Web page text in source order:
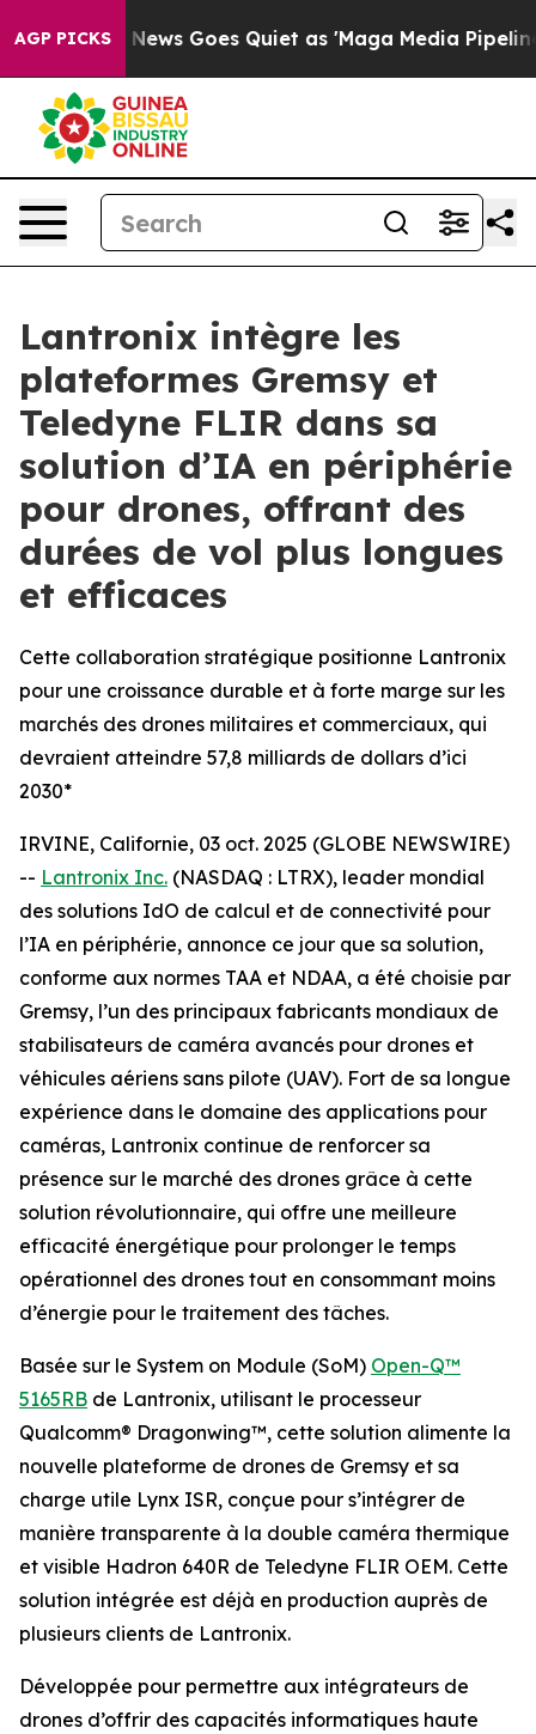
AGP PICKS
News Goes Quiet as 'Maga Media Pipeline'
Lantronix intègre les
plateformes Gremsy et
Teledyne FLIR dans sa
solution d’IA en périphérie
pour drones, offrant des
durées de vol plus longues
et efficaces
Cette collaboration stratégique positionne Lantronix
pour une croissance durable et à forte marge sur les
marchés des drones militaires et commerciaux, qui
devraient atteindre 57,8 milliards de dollars d’ici
2030*
IRVINE, Californie, 03 oct. 2025 (GLOBE NEWSWIRE)
-- Lantronix Inc. (NASDAQ : LTRX), leader mondial
des solutions IdO de calcul et de connectivité pour
l’IA en périphérie, annonce ce jour que sa solution,
conforme aux normes TAA et NDAA, a été choisie par
Gremsy, l’un des principaux fabricants mondiaux de
stabilisateurs de caméra avancés pour drones et
véhicules aériens sans pilote (UAV). Fort de sa longue
expérience dans le domaine des applications pour
caméras, Lantronix continue de renforcer sa
présence sur le marché des drones grâce à cette
solution révolutionnaire, qui offre une meilleure
efficacité énergétique pour prolonger le temps
opérationnel des drones tout en consommant moins
d’énergie pour le traitement des tâches.
Basée sur le System on Module (SoM) Open-Q™
5165RB de Lantronix, utilisant le processeur
Qualcomm® Dragonwing™, cette solution alimente la
nouvelle plateforme de drones de Gremsy et sa
charge utile Lynx ISR, conçue pour s’intégrer de
manière transparente à la double caméra thermique
et visible Hadron 640R de Teledyne FLIR OEM. Cette
solution intégrée est déjà en production auprès de
plusieurs clients de Lantronix.
Développée pour permettre aux intégrateurs de
drones d’offrir des capacités informatiques haute